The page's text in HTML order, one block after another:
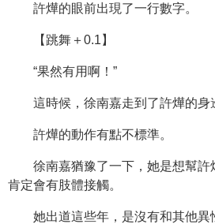
許燁的眼前出現了一行數字。
【跳舞＋0.1】
“果然有用啊！”
這時候，徐南嘉走到了許燁的身
許燁的動作有點不標準。
徐南嘉猶豫了一下，她是想幫
肯定會有肢體接觸。
她出道這些年，是沒有和其他